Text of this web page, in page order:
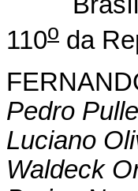
110o da
Pedro
Luciano
Waldeck